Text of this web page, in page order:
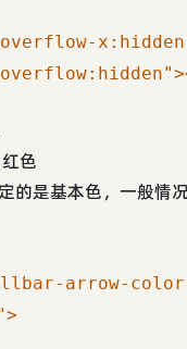
色
是基本色，一般情
arrow-